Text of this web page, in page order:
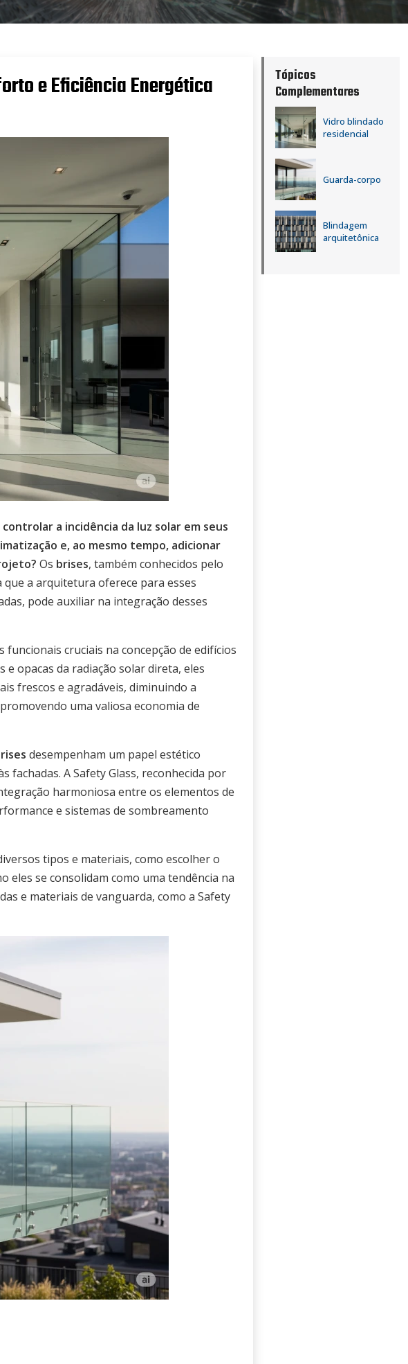
e Eficiência Energética
a incidência da luz solar em seus
e, ao mesmo tempo, adicionar
Os brises, também conhecidos pelo
a arquitetura oferece para esses
pode auxiliar na integração desses
cruciais na concepção de edifícios
opacas da radiação solar direta, eles
frescos e agradáveis, diminuindo a
uma valiosa economia de
desempenham um papel estético
A Safety Glass, reconhecida por
harmoniosa entre os elementos de
e sistemas de sombreamento
tipos e materiais, como escolher o
eles se consolidam como uma tendência na
e materiais de vanguarda, como a Safety
Tópicos
Complementares
Vidro blindado
residencial
Guarda-corpo
Blindagem
arquitetônica